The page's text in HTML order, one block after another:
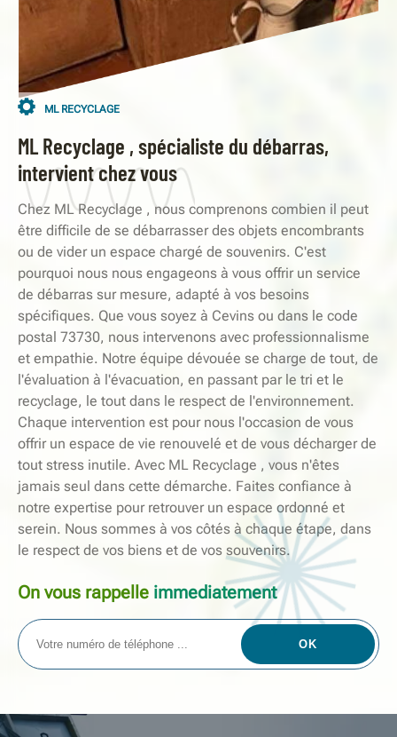
ML RECYCLAGE
ML Recyclage , spécialiste du débarras,
intervient chez vous
Chez ML Recyclage , nous comprenons combien il peut
être difficile de se débarrasser des objets encombrants
ou de vider un espace chargé de souvenirs. C'est
pourquoi nous nous engageons à vous offrir un service
de débarras sur mesure, adapté à vos besoins
spécifiques. Que vous soyez à Cevins ou dans le code
postal 73730, nous intervenons avec professionnalisme
et empathie. Notre équipe dévouée se charge de tout, de
l'évaluation à l'évacuation, en passant par le tri et le
recyclage, le tout dans le respect de l'environnement.
Chaque intervention est pour nous l'occasion de vous
offrir un espace de vie renouvelé et de vous décharger de
tout stress inutile. Avec ML Recyclage , vous n'êtes
jamais seul dans cette démarche. Faites confiance à
notre expertise pour retrouver un espace ordonné et
serein. Nous sommes à vos côtés à chaque étape, dans
le respect de vos biens et de vos souvenirs.
On vous rappelle immediatement